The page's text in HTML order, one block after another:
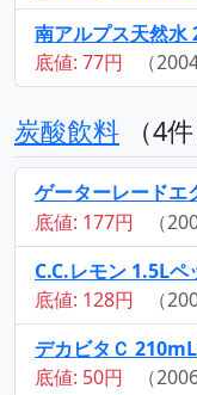
南アルプス天然水
底値: 77円 （
炭酸飲料 （4件
ゲーターレードエ
底値: 177円
（
C.C.レモン 1.5Lペ
底値: 128円
（
デカビタＣ
底値: 50円
（